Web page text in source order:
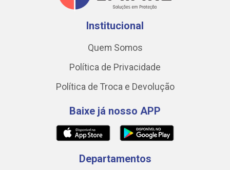
Institucional
Quem Somos
Política de Privacidade
Política de Troca e Devolução
Baixe já nosso APP
Departamentos